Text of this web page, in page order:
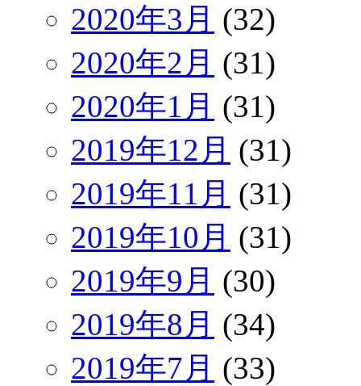
2020年3月 (32)
2020年2月 (31)
2020年1月 (31)
2019年12月 (31)
2019年11月 (31)
2019年10月 (31)
2019年9月 (30)
2019年8月 (34)
2019年7月 (33)